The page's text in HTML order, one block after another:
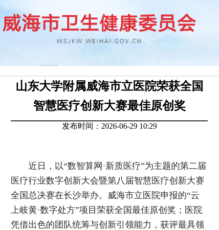
山东大学附属威海市立医院荣获全国
智慧医疗创新大赛最佳原创奖
发布时间：2026-06-29 10:29
近日，以“数智算网·新质医疗”为主题的第二届
医疗行业数字创新大会暨第八届智慧医疗创新大赛
全国总决赛在长沙举办。威海市立医院申报的“云
上岐黄·数字处方”项目荣获全国最佳原创奖；医院
凭借出色的团队统筹与创新引领能力，获评最具领